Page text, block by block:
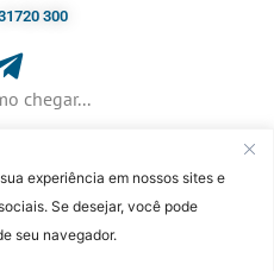
experiência em nossos sites e
Se desejar, você pode
seu navegador.
300
chegar...
7000​